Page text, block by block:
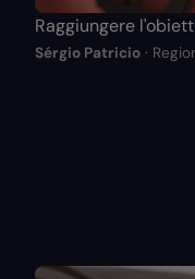
Raggiungere
Sérgio Patricio ·